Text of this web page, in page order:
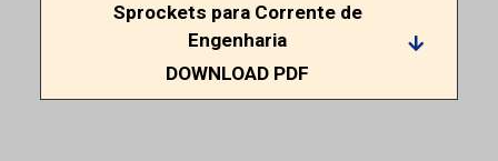
Sprockets para Corrente de
Engenharia
DOWNLOAD PDF